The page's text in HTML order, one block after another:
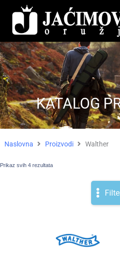
KATALOG
Naslovna Proizvodi Walther
Prikaz svih 4 rezultata